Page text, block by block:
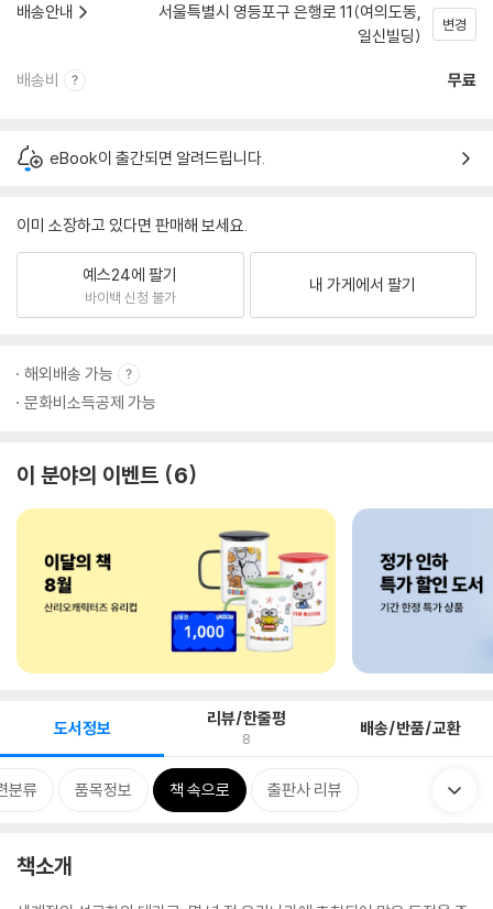
배송안내
서울특별시 영등포구 은행로 11(여의도동,
일신빌딩)
변경
배송비 무료
eBook이 출간되면 알려드립니다.
이미 소장하고 있다면 판매해 보세요.
예스24에 팔기
바이백 신청 불가
내 가게에서 팔기
해외배송 가능
문화비소득공제 가능
이 분야의 이벤트 6
도서정보 리뷰/한줄평
8 배송/반품/교환
분류 품목정보 책 속으로 출판사 리뷰
책소개